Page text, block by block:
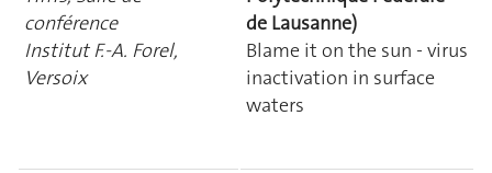
conférence
Institut F.-A. Forel,
Versoix
de Lausanne)
Blame it on the sun - virus
inactivation in surface
waters